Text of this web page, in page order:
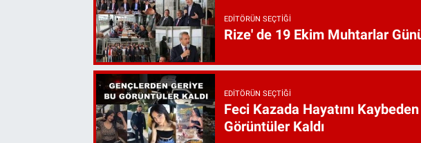
EDITÖRÜN SEÇTIĞI
Rize' de 19 Ekim Muhtarlar
EDITÖRÜN SEÇTIĞI
Feci Kazada Hayatını
Görüntüler Kaldı